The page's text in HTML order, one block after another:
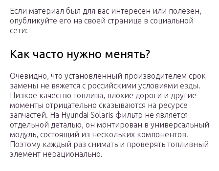
Если материал был для вас интересен или полезен,
опубликуйте его на своей странице в социальной
сети:
Как часто нужно менять?
Очевидно, что установленный производителем срок
замены не вяжется с российскими условиями езды.
Низкое качество топлива, плохие дороги и другие
моменты отрицательно сказываются на ресурсе
запчастей. На Hyundai Solaris фильтр не является
отдельной деталью, он монтирован в универсальный
модуль, состоящий из нескольких компонентов.
Поэтому каждый раз снимать и проверять топливный
элемент нерационально.